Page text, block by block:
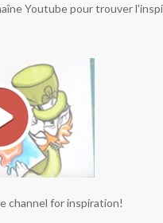
Youtube pour trouver
channel for inspiration!